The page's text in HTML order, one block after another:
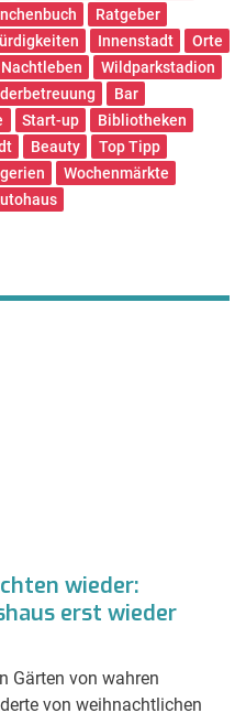
Ratgeber
Innenstadt
Orte
Nachtleben
Wildparkstadion
Bar
Start-up
Bibliotheken
Beauty
Top Tipp
Wochenmärkte
wieder:
erst wieder
Gärten von wahren
von weihnachtlichen